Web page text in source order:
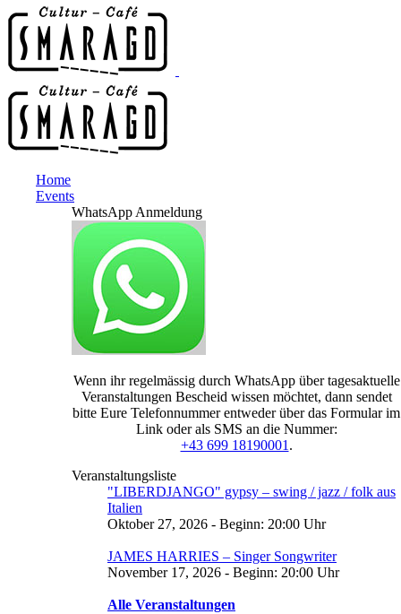
Home
Events
WhatsApp Anmeldung
Wenn ihr regelmässig durch WhatsApp über tagesaktuelle
Veranstaltungen Bescheid wissen möchtet, dann sendet
bitte Eure Telefonnummer entweder über das Formular im
Link oder als SMS an die Nummer:
+43 699 18190001 .
Veranstaltungsliste
"LIBERDJANGO" gypsy – swing / jazz / folk aus
Italien
Oktober 27, 2026 - Beginn: 20:00 Uhr
JAMES HARRIES – Singer Songwriter
November 17, 2026 - Beginn: 20:00 Uhr
Alle Veranstaltungen